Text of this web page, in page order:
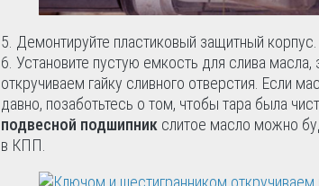
Демонтируйте пластиковый защитный корпус.
Установите пустую емкость для слива
откручиваем гайку сливного отверстия. Если
давно, позаботьтесь о том, чтобы тара была
подвесной подшипник слитое масло можно
в КПП.